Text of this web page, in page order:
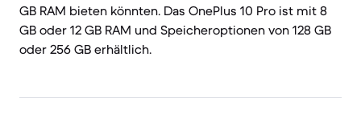
GB RAM bieten könnten. Das OnePlus 10 Pro ist mit 8
GB oder 12 GB RAM und Speicheroptionen von 128 GB
oder 256 GB erhältlich.